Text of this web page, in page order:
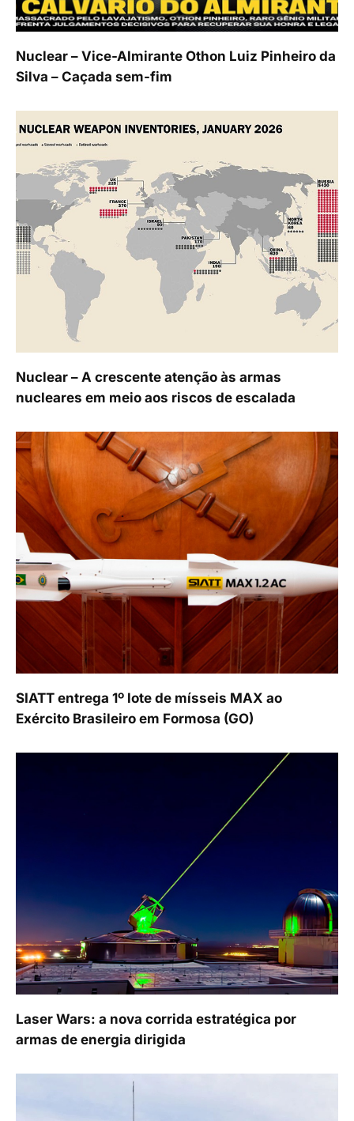
Nuclear – Vice-Almirante Othon Luiz Pinheiro da
Silva – Caçada sem-fim
Nuclear – A crescente atenção às armas
nucleares em meio aos riscos de escalada
SIATT entrega 1º lote de mísseis MAX ao
Exército Brasileiro em Formosa (GO)
Laser Wars: a nova corrida estratégica por
armas de energia dirigida